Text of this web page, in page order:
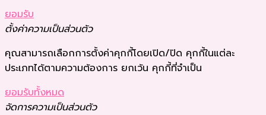
ยอมรับ
ตั้งค่าความเป็นส่วนตัว
คุณสามารถเลือกการตั้งค่าคุกกี้โดยเปิด/ปิด คุกกี้ในแต่ละ
ประเภทได้ตามความต้องการ ยกเว้น คุกกี้ที่จำเป็น
ยอมรับทั้งหมด
จัดการความเป็นส่วนตัว